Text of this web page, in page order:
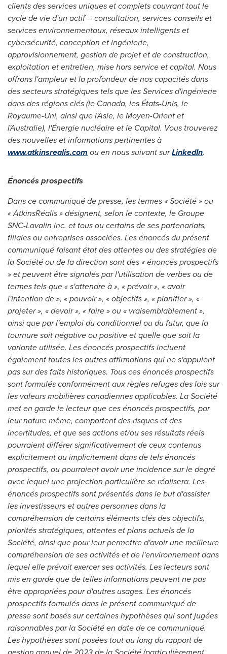
clients des services uniques et complets couvrant tout le
cycle de vie d'un actif -- consultation, services-conseils et
services environnementaux, réseaux intelligents et
cybersécurité, conception et ingénierie,
approvisionnement, gestion de projet et de construction,
exploitation et entretien, mise hors service et capital. Nous
offrons l'ampleur et la profondeur de nos capacités dans
des secteurs stratégiques tels que les Services d'ingénierie
dans des régions clés (le Canada, les États-Unis, le
Royaume-Uni, ainsi que l'Asie, le Moyen-Orient et
l'Australie), l'Énergie nucléaire et le Capital. Vous trouverez
des nouvelles et informations pertinentes à
www.atkinsrealis.com ou en nous suivant surLinkedIn.
Énoncés prospectifs
Dans ce communiqué de presse, les termes « Société » ou
« AtkinsRéalis » désignent, selon le contexte, le Groupe
SNC-Lavalin inc. et tous ou certains de ses partenariats,
filiales ou entreprises associées. Les énoncés du présent
communiqué faisant état des attentes ou des stratégies de
la Société ou de la direction sont des « énoncés prospectifs
» et peuvent être signalés par l'utilisation de verbes ou de
termes tels que « s'attendre à », « prévoir », « avoir
l'intention de », « pouvoir », « objectifs », « planifier », «
projeter », « devoir », « faire » ou « vraisemblablement »,
ainsi que par l'emploi du conditionnel ou du futur, que la
tournure soit négative ou positive et quelle que soit la
variante utilisée. Les énoncés prospectifs incluent
également toutes les autres affirmations qui ne s'appuient
pas sur des faits historiques. Tous ces énoncés prospectifs
sont formulés conformément aux règles refuges des lois sur
les valeurs mobilières canadiennes applicables. La Société
met en garde le lecteur que ces énoncés prospectifs, par
leur nature même, comportent des risques et des
incertitudes, et que ses actions et/ou ses résultats réels
pourraient différer significativement de ceux contenus
explicitement ou implicitement dans de tels énoncés
prospectifs, ou pourraient avoir une incidence sur le degré
avec lequel une projection particulière se réalisera. Les
énoncés prospectifs sont présentés dans le but d'assister
les investisseurs et autres personnes dans la
compréhension de certains éléments clés des objectifs,
priorités stratégiques, attentes et plans actuels de la
Société, ainsi que pour leur permettre d'avoir une meilleure
compréhension de ses activités et de l'environnement dans
lequel elle prévoit exercer ses activités. Les lecteurs sont
mis en garde que de telles informations peuvent ne pas
être appropriées pour d'autres usages. Les énoncés
prospectifs formulés dans le présent communiqué de
presse sont basés sur certaines hypothèses qui sont jugées
raisonnables par la Société en date de ce communiqué.
Les hypothèses sont posées tout au long du rapport de